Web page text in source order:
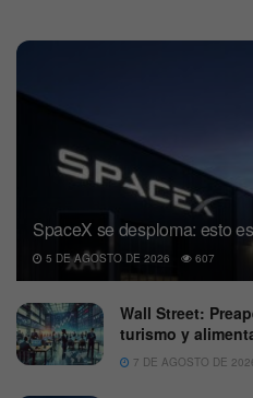
SpaceX se desploma: esto
5 DE AGOSTO DE 2026 607
Wall Street:
turismo y
7 DE AGOSTO DE